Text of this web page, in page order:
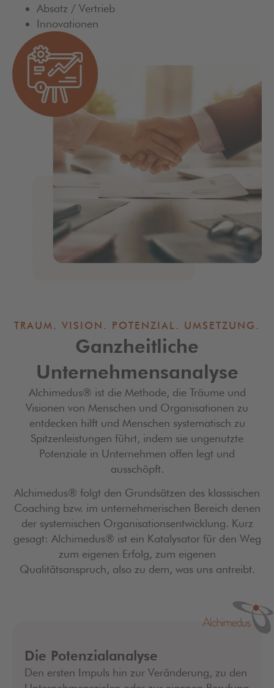
Absatz / Vertrieb
Innovationen
TRAUM. VISION. POTENZIAL. UMSETZUNG.
Ganzheitliche
Unternehmensanalyse
Alchimedus® ist die Methode, die Träume und
Visionen von Menschen und Organisationen zu
entdecken hilft und Menschen systematisch zu
Spitzenleistungen führt, indem sie ungenutzte
Potenziale in Unternehmen offen legt und
ausschöpft.
Alchimedus® folgt den Grundsätzen des klassischen
Coaching bzw. im unternehmerischen Bereich denen
der systemischen Organisationsentwicklung. Kurz
gesagt: Alchimedus® ist ein Katalysator für den Weg
zum eigenen Erfolg, zum eigenen
Qualitätsanspruch, also zu dem, was uns antreibt.
Die Potenzialanalyse
Den ersten Impuls hin zur Veränderung, zu den